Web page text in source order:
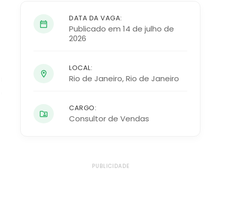
DATA DA VAGA:
Publicado em 14 de julho de
2026
LOCAL:
Rio de Janeiro,Rio de Janeiro
CARGO:
Consultor de Vendas
PUBLICIDADE